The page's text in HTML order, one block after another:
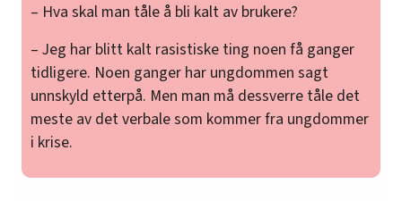
– Hva skal man tåle å bli kalt av brukere?
– Jeg har blitt kalt rasistiske ting noen få ganger
tidligere. Noen ganger har ungdommen sagt
unnskyld etterpå. Men man må dessverre tåle det
meste av det verbale som kommer fra ungdommer
i krise.